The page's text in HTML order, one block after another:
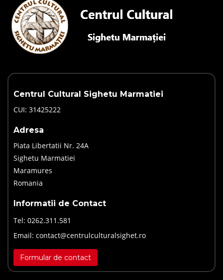
Centrul Cultural Sighetu Marmatiei
CUI: 31425222
Adresa
Piata Libertatii Nr. 24A
Sighetu Marmatiei
Maramures
Romania
Informatii de Contact
Tel: 0262.311.581
Email: contact@centrulculturalsighet.ro
Formular de contact